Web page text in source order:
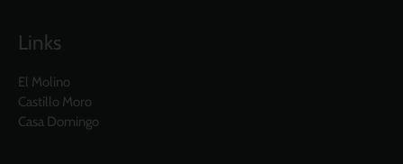
Links
El Molino
Castillo Moro
Casa Domingo